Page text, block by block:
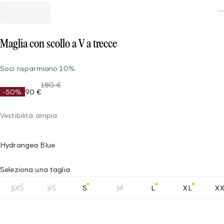
Maglia con scollo a V a trecce
Soci risparmiano 10%
-50% 90 €
180 €
Vestibilità ampia
Hydrangea Blue
Seleziona una taglia
XXS XS S M L XL